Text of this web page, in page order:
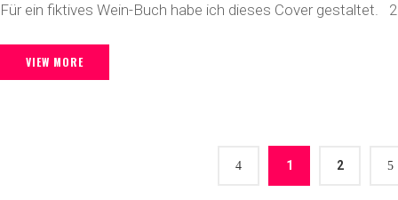
Für ein fiktives Wein-Buch habe ich dieses Cover gestaltet.
VIEW MORE
1 2